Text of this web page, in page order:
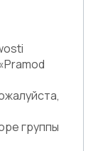
группы